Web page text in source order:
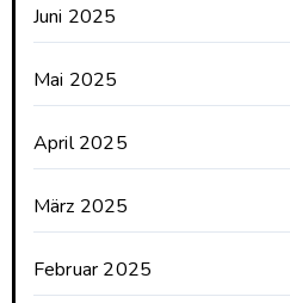
Juni 2025
Mai 2025
April 2025
März 2025
Februar 2025